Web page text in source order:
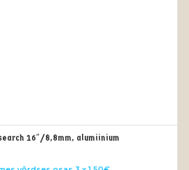
OUT OF STOCK
16″/8,8mm, alumiinium